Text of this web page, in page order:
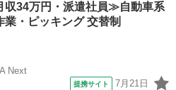
34万円・派遣社員≫自動車系
業・ピッキング 交替制
Next
提携サイト 7月21日